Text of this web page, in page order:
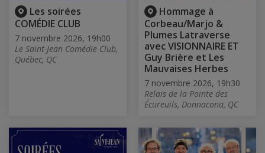
Les soirées
COMÉDIE CLUB
7 novembre 2026, 19h00
Le Saint-Jean Comédie Club,
Québec, QC
Hommage à
Corbeau/Marjo &
Plumes Latraverse
avec VISIONNAIRE ET
Guy Brière et Les
Mauvaises Herbes
7 novembre 2026, 19h30
Relais de la Pointe des
Écureuils, Donnacona, QC